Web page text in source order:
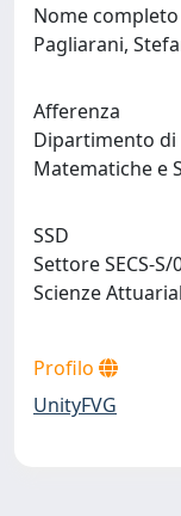
Nome completo
Pagliarani,
Afferenza
Dipartimento di
Matematiche e
SSD
Settore SECS-
Scienze
Profilo
UnityFVG